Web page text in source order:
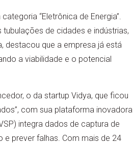
“Eletrônica de Energia”.
de cidades e indústrias,
destacou que a empresa já está
a viabilidade e o potencial
o da startup Vidya, que ficou
com sua plataforma inovadora
integra dados de captura de
e prever falhas. Com mais de 24